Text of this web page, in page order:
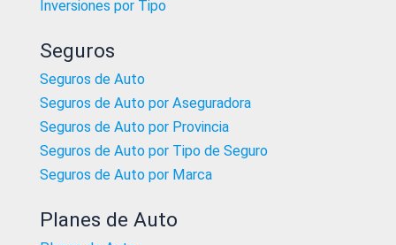
Inversiones por Tipo
Seguros
Seguros de Auto
Seguros de Auto por Aseguradora
Seguros de Auto por Provincia
Seguros de Auto por Tipo de Seguro
Seguros de Auto por Marca
Planes de Auto